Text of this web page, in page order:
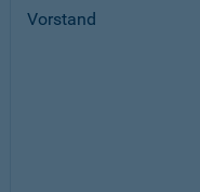
Vorstand